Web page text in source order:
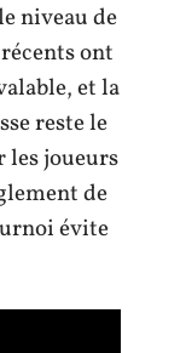
niveau de
ont
et la
reste le
joueurs
de
évite